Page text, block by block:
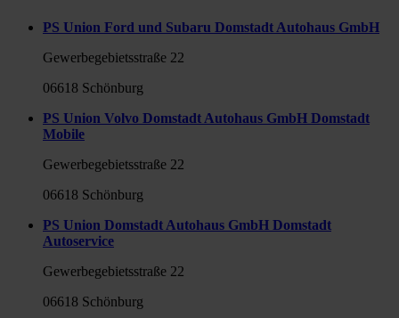
PS Union Ford und Subaru Domstadt Autohaus GmbH
Gewerbegebietsstraße 22
06618 Schönburg
PS Union Volvo Domstadt Autohaus GmbH Domstadt
Mobile
Gewerbegebietsstraße 22
06618 Schönburg
PS Union Domstadt Autohaus GmbH Domstadt
Autoservice
Gewerbegebietsstraße 22
06618 Schönburg